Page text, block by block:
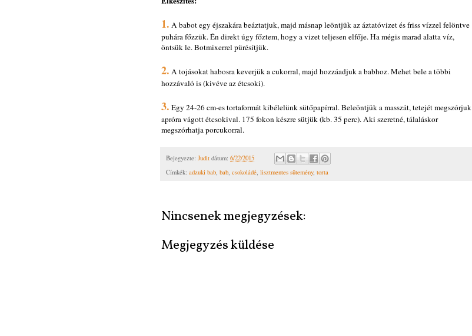
1. A babot egy éjszakára beáztatjuk, majd másnap leöntjük az áztatóvizet és friss vízzel felöntve
puhára főzzük. Én direkt úgy főztem, hogy a vizet teljesen elfője. Ha mégis marad alatta víz,
öntsük le. Botmixerrel pürésítjük.
2. A tojásokat habosra keverjük a cukorral, majd hozzáadjuk a babhoz. Mehet bele a többi
hozzávaló is (kivéve az étcsoki).
3. Egy 24-26 cm-es tortaformát kibélelünk sütőpapírral. Beleöntjük a masszát, tetejét megszórjuk
apróra vágott étcsokival. 175 fokon készre sütjük (kb. 35 perc). Aki szeretné, tálaláskor
megszórhatja porcukorral.
Bejegyezte: Judit dátum: 6/22/2015
Címkék: adzuki bab, bab, csokoládé, lisztmentes sütemény, torta
Nincsenek megjegyzések:
Megjegyzés küldése